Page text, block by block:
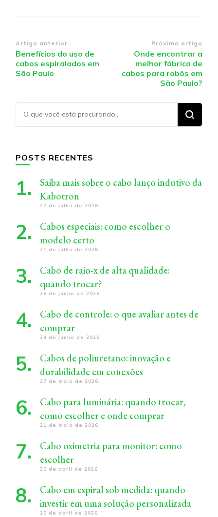
Navegação
de
post
Artigo anterior
Benefícios do uso de
cabos espiralados em
São Paulo
Próximo artigo
Onde encontrar a
melhor fábrica de
cabos para robôs em
São Paulo?
Procurando
algo?
POSTS RECENTES
Saiba mais sobre o cabo lanço indutivo da
Kabotron
27 de julho de 2026
Cabos especiais: como escolher o
modelo certo
21 de julho de 2026
Cabo de raio-x de alta qualidade:
quando trocar?
26 de junho de 2026
Cabo de controle: o que avaliar antes de
comprar
24 de junho de 2026
Cabos de poliuretano: inovação e
durabilidade em conexões
27 de maio de 2026
Cabo para luminária: quando trocar,
como escolher e onde comprar
21 de maio de 2026
Cabo oximetria para monitor: como
escolher
30 de abril de 2026
Cabo em espiral sob medida: quando
investir em uma solução personalizada
20 de abril de 2026